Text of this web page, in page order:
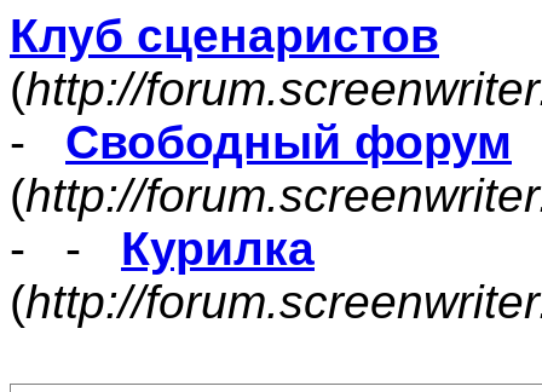
Клуб сценаристов
(http://
- Свободный форум
(http://
- - Курилка
(http://